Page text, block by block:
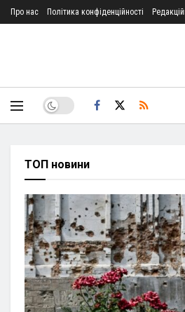
Про нас Політика конфіденційності
ТОП новини